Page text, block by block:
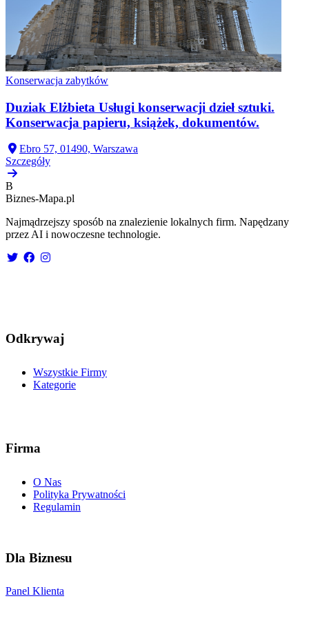
Konserwacja zabytków
Duziak Elżbieta Usługi konserwacji dzieł sztuki.
Konserwacja papieru, książek, dokumentów.
Ebro 57, 01490, Warszawa
Szczegóły
B
Biznes-Mapa.pl
Najmądrzejszy sposób na znalezienie lokalnych firm. Napędzany
przez AI i nowoczesne technologie.
Odkrywaj
Wszystkie Firmy
Kategorie
Firma
O Nas
Polityka Prywatności
Regulamin
Dla Biznesu
Panel Klienta